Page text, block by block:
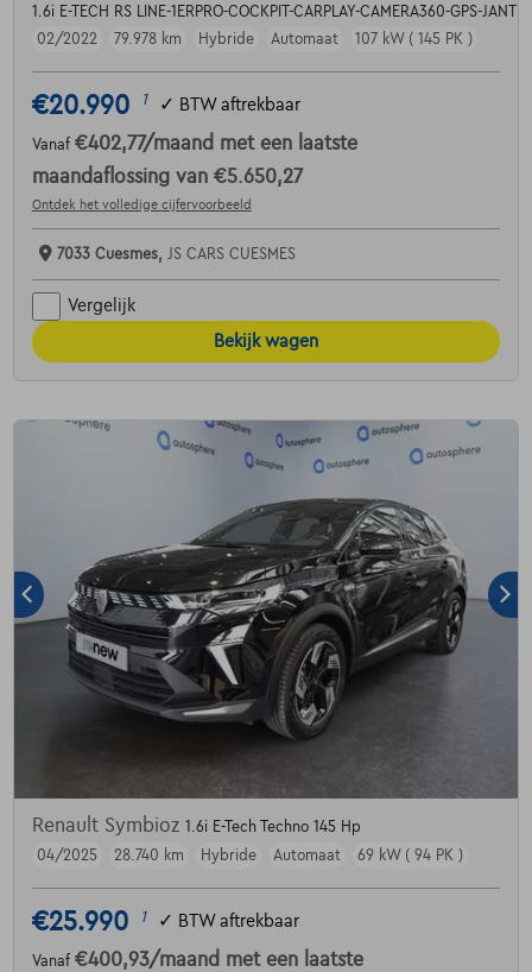
1.6i E-TECH RS LINE-1ERPRO-COCKPIT-CARPLAY-CAMERA360-GPS-
02/2022
79.978 km Hybride Automaat 107 kW ( 145 PK )
€20.990 1 ✓ BTW aftrekbaar
Vanaf €402,77/maand met een laatste
maandaflossing van €5.650,27
Ontdek het volledige cijfervoorbeeld
7033 Cuesmes, JS CARS CUESMES
Vergelijk
Bekijk wagen
Renault Symbioz 1.6i E-Tech Techno 145 Hp
04/2025
28.740 km Hybride Automaat 69 kW ( 94 PK )
€25.990 1 ✓ BTW aftrekbaar
Vanaf €400,93/maand met een laatste